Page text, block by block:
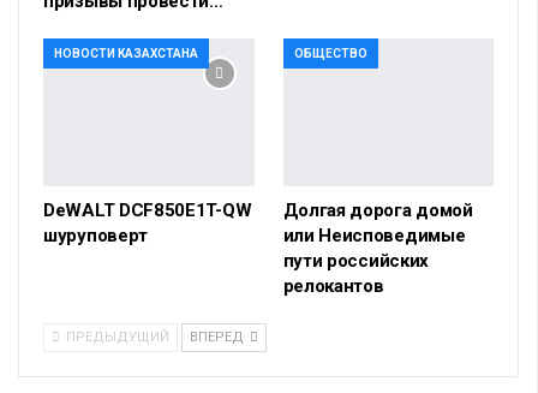
НОВОСТИ КАЗАХСТАНА
DeWALT DCF850E1T-QW
шуруповерт
ОБЩЕСТВО
Долгая дорога домой
или Неисповедимые
пути российских
релокантов
ПРЕДЫДУЩИЙ ВПЕРЕД